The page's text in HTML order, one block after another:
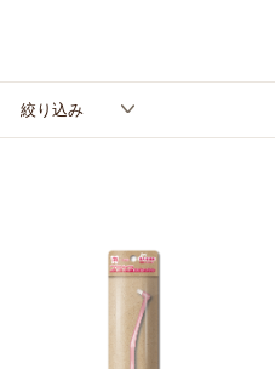
絞り込み